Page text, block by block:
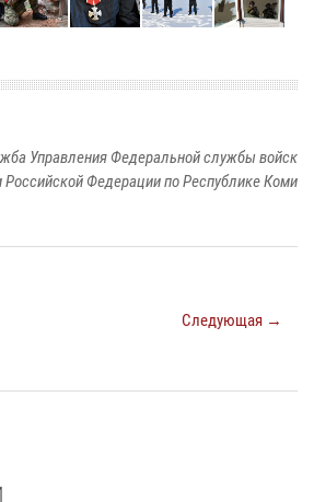
Управления Федеральной службы войск
Российской Федерации по Республике Коми
Следующая →